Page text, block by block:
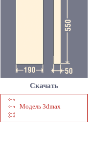
Скачать
Модель 3dmax